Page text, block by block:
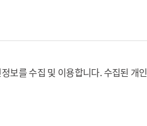
및 비회원을 말한다.
유료회원 및 무료회원을 말한다.
진흥회의 서비스를 이용하는 자를
용자 및 기업/기관정보를 제공하여
이용요금의 지불 없이 진흥회가 허
보를 수집 및 이용합니다. 수집된